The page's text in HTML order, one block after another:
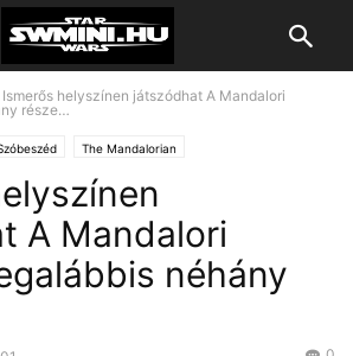
Ismerős helyszínen játszódhat A Mandalori
része…
The Mandalorian
A Mandalori
néhány